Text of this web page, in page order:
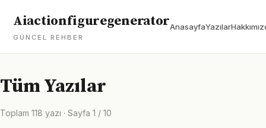
Aiactionfiguregenerator
GÜNCEL REHBER
AnasayfaYazılar
Tüm Yazılar
Toplam 118 yazı · Sayfa 1 / 10